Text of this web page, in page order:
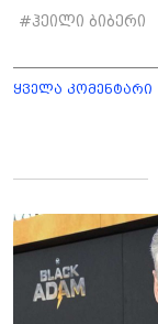
#ჰეილი ბიბერი
ყველა კომენტარი